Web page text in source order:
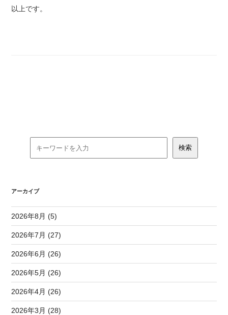
以上です。
アーカイブ
2026年8月 (5)
2026年7月 (27)
2026年6月 (26)
2026年5月 (26)
2026年4月 (26)
2026年3月 (28)